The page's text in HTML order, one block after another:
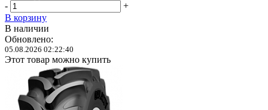
-
+
В корзину
В наличии
Обновлено:
05.08.2026 02:22:40
Этот товар можно купить